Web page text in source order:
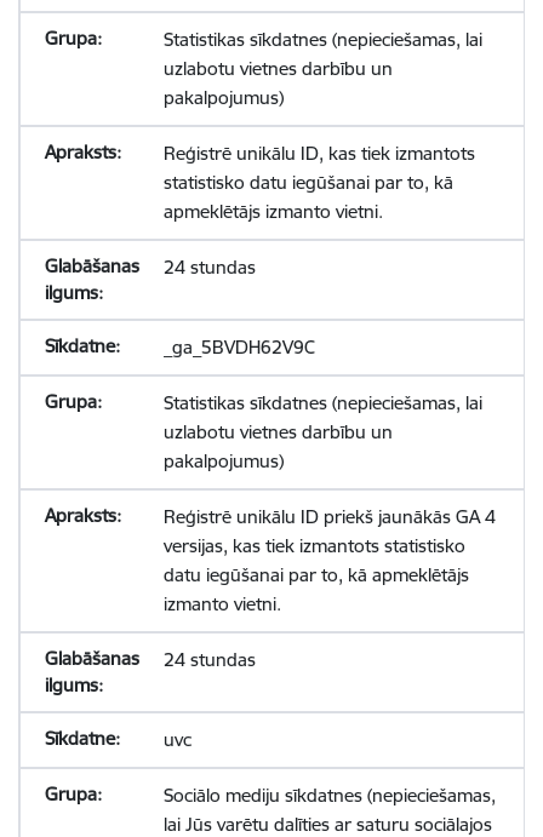
Statistikas sīkdatnes (nepieciešamas, lai
uzlabotu vietnes darbību un
pakalpojumus)
Reģistrē unikālu ID, kas tiek izmantots
statistisko datu iegūšanai par to, kā
apmeklētājs izmanto vietni.
24 stundas
_ga_5BVDH62V9C
Statistikas sīkdatnes (nepieciešamas, lai
uzlabotu vietnes darbību un
pakalpojumus)
Reģistrē unikālu ID priekš jaunākās GA 4
versijas, kas tiek izmantots statistisko
datu iegūšanai par to, kā apmeklētājs
izmanto vietni.
24 stundas
uvc
Sociālo mediju sīkdatnes (nepieciešamas,
lai Jūs varētu dalīties ar saturu sociālajos